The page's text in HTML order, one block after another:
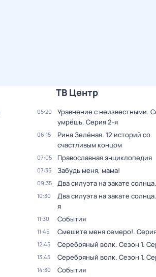
ТВ Центр
05:20
Уравнение с неизвестными.
умрёшь. Серия 2-я
06:15
Рина Зелёная. 12 историй со
счастливым концом
07:05 Православная энциклопедия
07:35 Забудь меня, мама!
09:35 Два силуэта на закате солнца
10:30 Два силуэта на закате солнца
я
11:30 События
11:45 Смешите меня семеро!.
12:45 Серебряный волк. Сезон 1.
13:45 Серебряный волк. Сезон 1.
14:30 События